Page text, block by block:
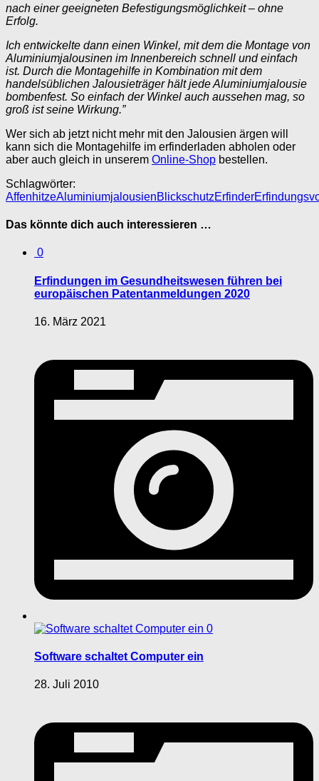
nach einer geeigneten Befestigungsmöglichkeit – ohne
Erfolg.
Ich entwickelte dann einen Winkel, mit dem die Montage von
Aluminiumjalousinen im Innenbereich schnell und einfach
ist. Durch die Montagehilfe in Kombination mit dem
handelsüblichen Jalousieträger hält jede Aluminiumjalousie
bombenfest. So einfach der Winkel auch aussehen mag, so
groß ist seine Wirkung.”
Wer sich ab jetzt nicht mehr mit den Jalousien ärgen will
kann sich die Montagehilfe im erfinderladen abholen oder
aber auch gleich in unserem Online-Shop bestellen.
Schlagwörter:
AffenhitzeAluminiumjalousienBlickschutzErfinder
Das könnte dich auch interessieren …
0
Erfindungen im Gesundheitswesen führen bei
europäischen Patentanmeldungen 2020
16. März 2021
0
Software schaltet Computer ein
28. Juli 2010